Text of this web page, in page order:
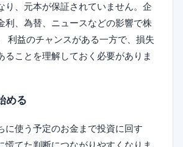
り、元本が保証されていません。企
利、為替、ニュースなどの影響で株
利益のチャンスがある一方で、損失
ることを理解しておく必要がありま
める
に使う予定のお金まで投資に回す